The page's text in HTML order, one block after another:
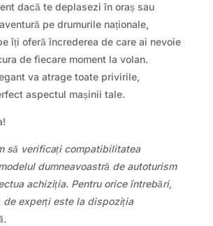
dacă te deplasezi în oraș sau
pe drumurile naționale,
îți oferă încrederea de care ai nevoie
de fiecare moment la volan.
va atrage toate privirile,
aspectul mașinii tale.
să verificați compatibilitatea
dumneavoastră de autoturism
achiziția. Pentru orice întrebări,
de experți este la dispoziția